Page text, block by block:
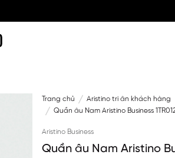
Trang chủ
Aristino tri ân khách hàng
Quần âu Nam Aristino Business
Aristino Business
Quần âu Nam Aristino